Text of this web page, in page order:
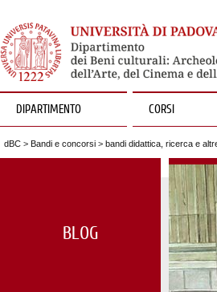
DIPARTIMENTO CORSI
dBC > Bandi e concorsi > bandi didattica, ricerca e
BLOG